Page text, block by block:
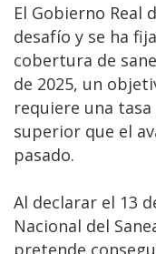
El Gobierno Real
desafío y se ha
cobertura de
de 2025, un
requiere una
superior que el
pasado.
Al declarar el 13
Nacional del
pretende